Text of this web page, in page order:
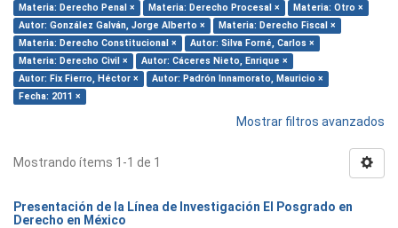
Materia: Derecho Penal ×
Materia: Derecho Procesal ×
Materia: Otro ×
Autor: González Galván, Jorge Alberto ×
Materia: Derecho Fiscal ×
Materia: Derecho Constitucional ×
Autor: Silva Forné, Carlos ×
Materia: Derecho Civil ×
Autor: Cáceres Nieto, Enrique ×
Autor: Fix Fierro, Héctor ×
Autor: Padrón Innamorato, Mauricio ×
Fecha: 2011 ×
Mostrar filtros avanzados
Mostrando ítems 1-1 de 1
Presentación de la Línea de Investigación El Posgrado en
Derecho en México